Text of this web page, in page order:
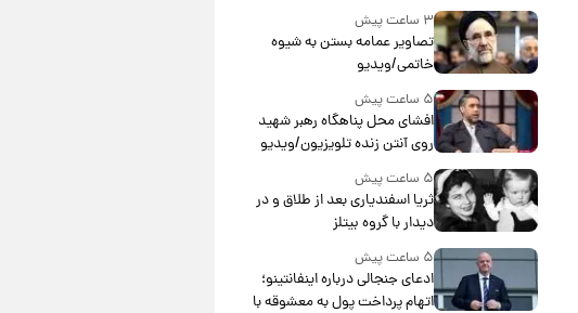
۳ ساعت پیش
تصاویر عمامه بستن به شیوه
خاتمی/ویدیو
۵ ساعت پیش
افشای محل پناهگاه‌ رهبر شهید
روی آنتن زنده تلویزیون/ویدیو
۵ ساعت پیش
ثریا اسفندیاری بعد از طلاق و در
دیدار با گروه بیتلز
۵ ساعت پیش
ادعای جنجالی درباره اینفانتینو؛
اتهام پرداخت پول به معشوقه با